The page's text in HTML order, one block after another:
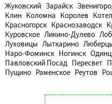
Жуковский Зарайск
Клин Коломна Королев
Красногорск Краснозаводск
Куровское Ликино-Дулево
Луховицы Лыткарино
Наро-Фоминск Ногинск
Павловский Посад Пересвет
Пущино Раменское Реутов